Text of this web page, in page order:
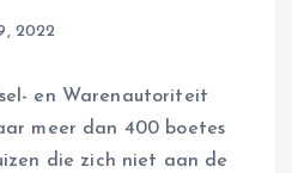
2022
en Warenautoriteit
meer dan 400 boetes
die zich niet aan de